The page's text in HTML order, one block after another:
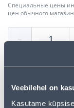
Veebilehel on
Kasutame
Специальные цены
цен обычного
−